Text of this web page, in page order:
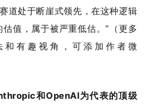
道处于断崖式领先，在这种逻辑
值，属于被严重低估。”（更多
和有趣视角，可添加作者微
和OpenAI为代表的顶级